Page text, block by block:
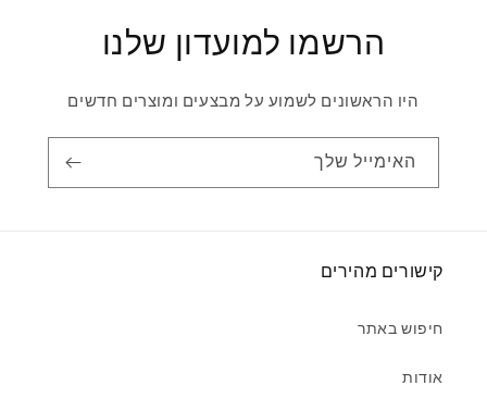
הרשמו למועדון שלנו
היו הראשונים לשמוע על מבצעים ומוצרים חדשים
האימייל שלך
קישורים מהירים
חיפוש באתר
אודות